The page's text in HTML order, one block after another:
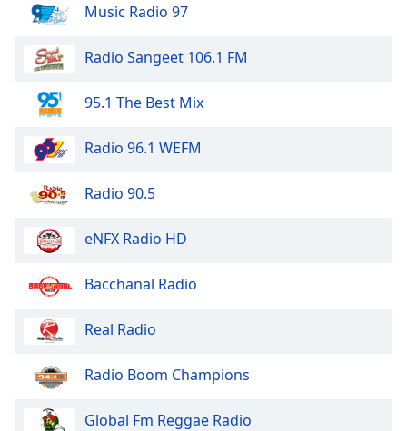
Family
Reset
Close
Modal
dialog
window.
Music Radio 97
Radio Sangeet 106.1 FM
95.1 The Best Mix
Radio 96.1 WEFM
Radio 90.5
eNFX Radio HD
Bacchanal Radio
Real Radio
Radio Boom Champions
Global Fm Reggae Radio